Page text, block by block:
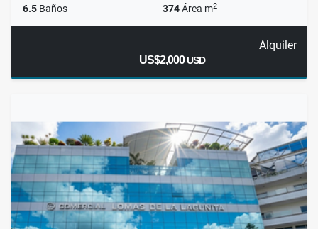
6.5 Baños 374Área m2
Alquiler
US$2,000USD